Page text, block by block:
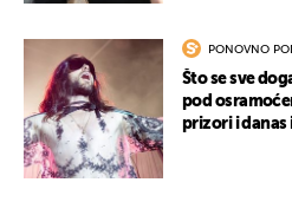
PONOVNO
Što se sve
pod
prizori i danas